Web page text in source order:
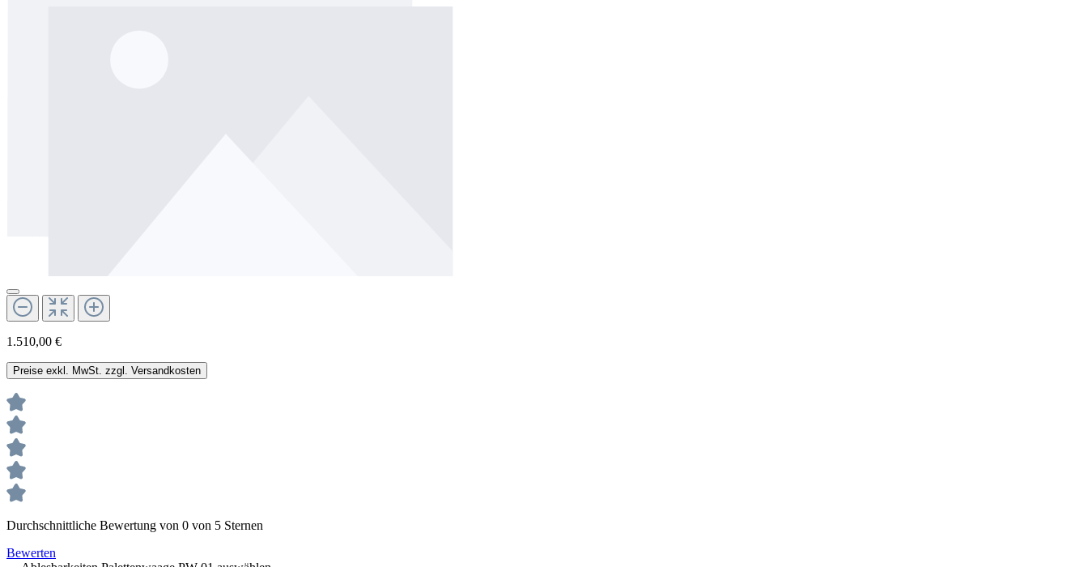
1.510,00 €
Preise exkl. MwSt. zzgl. Versandkosten
Durchschnittliche Bewertung von 0 von 5 Sternen
Bewerten